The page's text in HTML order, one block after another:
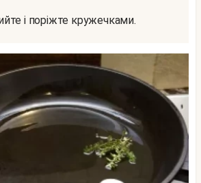
і поріжте кружечками.